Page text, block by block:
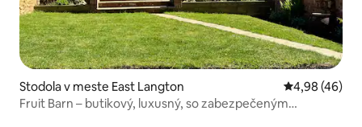
Stodola v meste East Langton Priemerné
4,98 (46)
Fruit Barn – butikový, luxusný, so zabezpečeným